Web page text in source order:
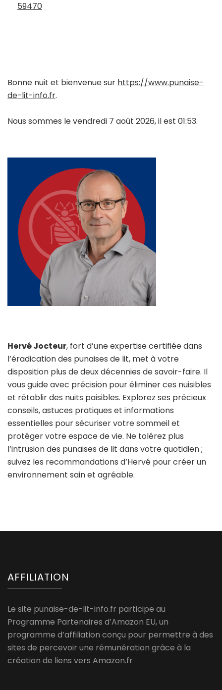
59470
Bonne nuit et bienvenue sur https://www.punaise-
de-lit-info.fr.
Nous sommes le vendredi 7 août 2026, il est 01:53.
Hervé Jocteur, fort d’une expertise certifiée dans
l’éradication des punaises de lit, met à votre
disposition plus de deux décennies de savoir-faire. Il
vous guide avec précision pour éliminer ces nuisibles
et rétablir des nuits paisibles. Explorez ses précieux
conseils, astuces pratiques et informations
essentielles pour sécuriser votre sommeil et
protéger votre espace de vie. Ne tolérez plus
l’intrusion des punaises de lit dans votre quotidien ;
suivez les recommandations d’Hervé pour créer un
environnement sain et agréable.
AFFILIATION
Le site punaise-de-lit-info.fr participe au
Programme Partenaires d’Amazon EU, un
programme d’affiliation conçu pour permettre à des
sites de percevoir une rémunération grâce à la
création de liens vers Amazon.fr